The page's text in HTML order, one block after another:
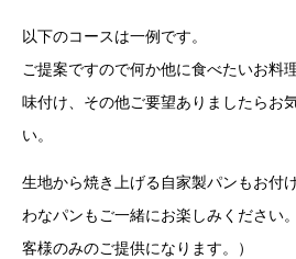
以下のコースは一例です。
ご提案ですので何か他に食べたいお料
味付け、その他ご要望ありましたらお
い。
生地から焼き上げる自家製パンもお付
わなパンもご一緒にお楽しみください
客様のみのご提供になります。）